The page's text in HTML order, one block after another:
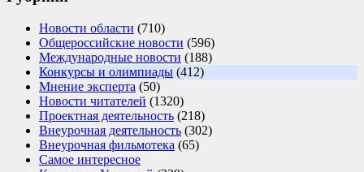
Новости области (710)
Общероссийские новости (596)
Международные новости (188)
Конкурсы и олимпиады (412)
Мнение эксперта (50)
Новости читателей (1320)
Проектная деятельность (218)
Внеурочная деятельность (302)
Внеурочная фильмотека (65)
Самое интересное